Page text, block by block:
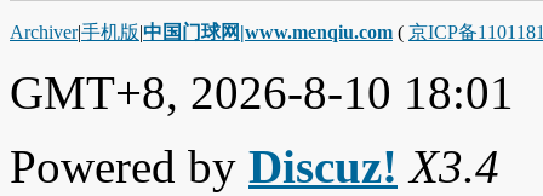
Archiver|手机版|中国门球网|www.menqiu.com ( 京ICP备
GMT+8, 2026-8-10 18:01
Powered by Discuz! X3.4